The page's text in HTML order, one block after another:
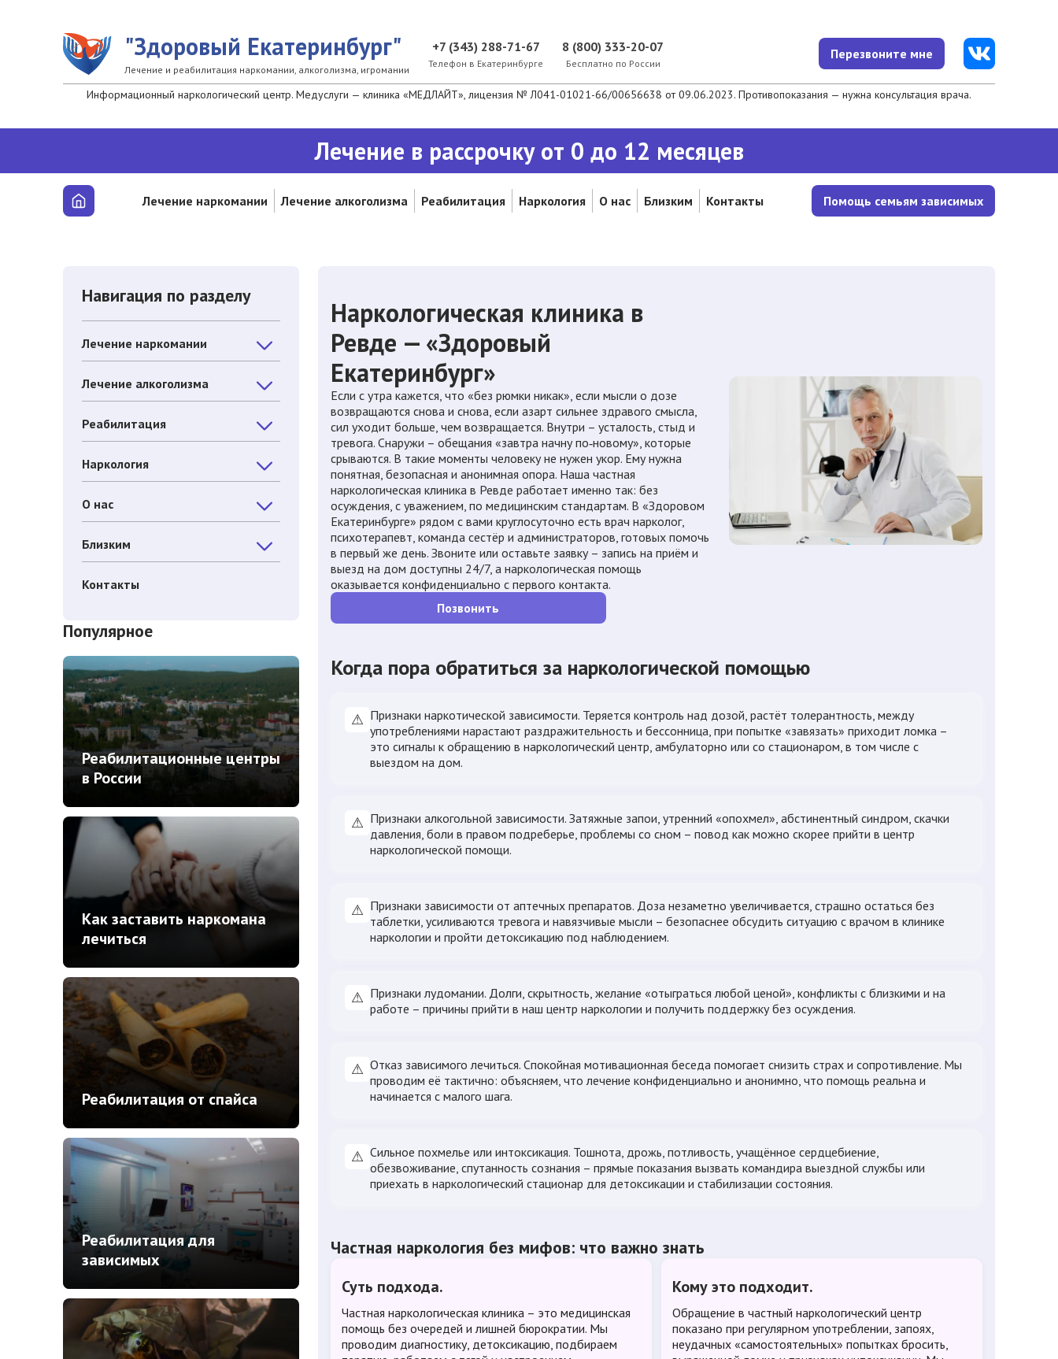
"Здоровый Екатеринбург"
Лечение и реабилитация наркомании, алкоголизма, игромании
+7 (343) 288-71-67
Телефон в Екатеринбурге
8 (800) 333-20-07
Бесплатно по России
Перезвоните мне
Информационный наркологический центр. Медуслуги — клиника «МЕДЛАЙТ», лицензия № Л041-01021-66/00656638 от 09.06.2023. Противопоказания — нужна консультация врача.
Лечение в рассрочку от 0 до 12 месяцев
Лечение наркомании Лечение алкоголизма Реабилитация Наркология О нас Близким Контакты Помощь семьям зависимых
Навигация по разделу
Лечение наркомании
Лечение алкоголизма
Реабилитация
Наркология
О нас
Близким
Контакты
Популярное
Реабилитационные центры
в России
Как заставить наркомана
лечиться
Реабилитация от спайса
Реабилитация для
зависимых
Наркологическая клиника в
Ревде — «Здоровый
Екатеринбург»
Если с утра кажется, что «без рюмки никак», если мысли о дозе
возвращаются снова и снова, если азарт сильнее здравого смысла,
сил уходит больше, чем возвращается. Внутри – усталость, стыд и
тревога. Снаружи – обещания «завтра начну по‑новому», которые
срываются. В такие моменты человеку не нужен укор. Ему нужна
понятная, безопасная и анонимная опора. Наша частная
наркологическая клиника в Ревде работает именно так: без
осуждения, с уважением, по медицинским стандартам. В «Здоровом
Екатеринбурге» рядом с вами круглосуточно есть врач нарколог,
психотерапевт, команда сестёр и администраторов, готовых помочь
в первый же день. Звоните или оставьте заявку – запись на приём и
выезд на дом доступны 24/7, а наркологическая помощь
оказывается конфиденциально с первого контакта.
Позвонить
Когда пора обратиться за наркологической помощью
⚠ Признаки наркотической зависимости. Теряется контроль над дозой, растёт толерантность, между
употреблениями нарастают раздражительность и бессонница, при попытке «завязать» приходит ломка –
это сигналы к обращению в наркологический центр, амбулаторно или со стационаром, в том числе с
выездом на дом.
⚠ Признаки алкогольной зависимости. Затяжные запои, утренний «опохмел», абстинентный синдром, скачки
давления, боли в правом подреберье, проблемы со сном – повод как можно скорее прийти в центр
наркологической помощи.
⚠ Признаки зависимости от аптечных препаратов. Доза незаметно увеличивается, страшно остаться без
таблетки, усиливаются тревога и навязчивые мысли – безопаснее обсудить ситуацию с врачом в клинике
наркологии и пройти детоксикацию под наблюдением.
⚠ Признаки лудомании. Долги, скрытность, желание «отыграться любой ценой», конфликты с близкими и на
работе – причины прийти в наш центр наркологии и получить поддержку без осуждения.
⚠ Отказ зависимого лечиться. Спокойная мотивационная беседа помогает снизить страх и сопротивление. Мы
проводим её тактично: объясняем, что лечение конфиденциально и анонимно, что помощь реальна и
начинается с малого шага.
⚠ Сильное похмелье или интоксикация. Тошнота, дрожь, потливость, учащённое сердцебиение,
обезвоживание, спутанность сознания – прямые показания вызвать командира выездной службы или
приехать в наркологический стационар для детоксикации и стабилизации состояния.
Частная наркология без мифов: что важно знать
Суть подхода.
Частная наркологическая клиника – это медицинская
помощь без очередей и лишней бюрократии. Мы
проводим диагностику, детоксикацию, подбираем
Кому это подходит.
Обращение в частный наркологический центр
показано при регулярном употреблении, запоях,
неудачных «самостоятельных» попытках бросить,